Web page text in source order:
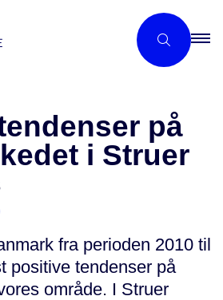
på
i Struer
fra perioden 2010 til
positive tendenser på
område. I Struer